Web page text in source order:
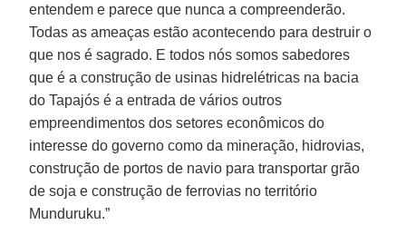
entendem e parece que nunca a compreenderão.
Todas as ameaças estão acontecendo para destruir o
que nos é sagrado. E todos nós somos sabedores
que é a construção de usinas hidrelétricas na bacia
do Tapajós é a entrada de vários outros
empreendimentos dos setores econômicos do
interesse do governo como da mineração, hidrovias,
construção de portos de navio para transportar grão
de soja e construção de ferrovias no território
Munduruku.”